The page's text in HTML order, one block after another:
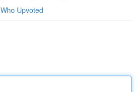
Who Upvoted